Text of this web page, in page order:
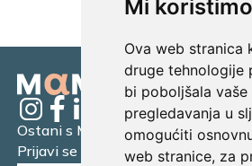
Mi
Ova web stranica
druge tehnologije
bi poboljšala vaše
pregledavanja u
omogućiti
web stranice, za
Ostani s Mamagerom
Prijavi se na naš newsletter.